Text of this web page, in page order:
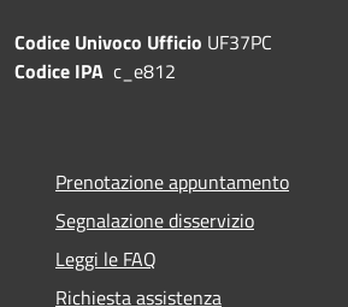
Codice Univoco Ufficio UF37PC
Codice IPA c_e812
Prenotazione appuntamento
Segnalazione disservizio
Leggi le FAQ
Richiesta assistenza